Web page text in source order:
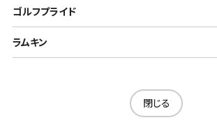
ゴルフプライド
ラムキン
閉じる